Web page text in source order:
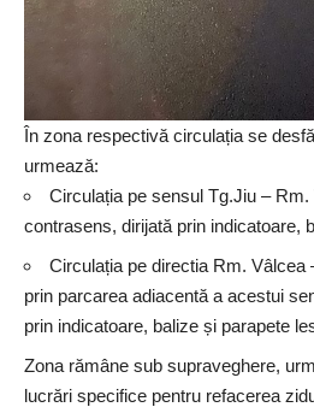
În zona respectivă circulația se
urmează:
Circulația pe sensul Tg.Jiu –
contrasens, dirijată prin indicatoare,
Circulația pe directia Rm. Vâlcea
prin parcarea adiacentă a acestui
prin indicatoare, balize și parapete
Zona rămâne sub supraveghere,
lucrări specifice pentru refacerea